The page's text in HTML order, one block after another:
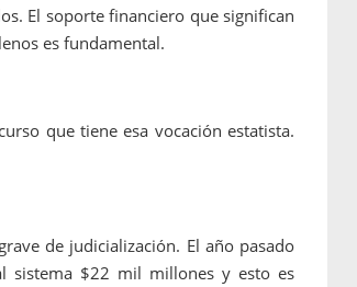
El soporte financiero que significan
es fundamental.
que tiene esa vocación estatista.
de judicialización. El año pasado
sistema $22 mil millones y esto es